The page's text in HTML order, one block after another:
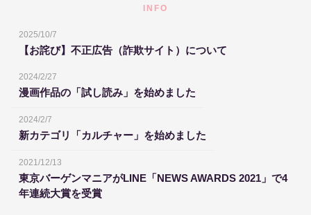
INFO
2025/10/7
【お詫び】不正広告（詐欺サイト）について
2024/2/27
漫画作品の「試し読み」を始めました
2024/2/7
新カテゴリ「カルチャー」を始めました
2021/12/13
東京バーゲンマニアがLINE「NEWS AWARDS 2021」で4
年連続大賞を受賞